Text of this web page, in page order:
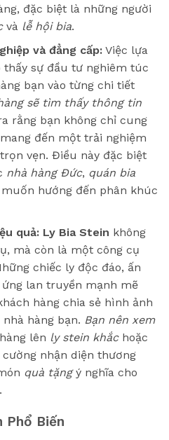
đặc biệt là những người
và lễ hội bia.
và đẳng cấp:Việc lựa
thấy sự đầu tư nghiêm túc
bạn vào từng chi tiết
sẽ tìm thấy thông tin
rằng bạn không chỉ cung
đến một trải nghiệm
vẹn. Điều này đặc biệt
nhà hàng Đức, quán bia
hướng đến phân khúc
quả: Ly Bia Stein không
mà còn là một công cụ
chiếc ly độc đáo, ấn
lan truyền mạnh mẽ
hàng chia sẻ hình ảnh
hàng bạn. Bạn nên xem
lên ly stein khắchoặc
nhận diện thương
quà tặngý nghĩa cho
Phổ Biến